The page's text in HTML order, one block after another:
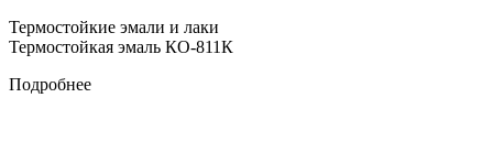
Термостойкие эмали и лаки
Термостойкая эмаль КО-811К
Подробнее